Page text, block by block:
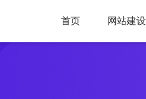
首页 网站建设